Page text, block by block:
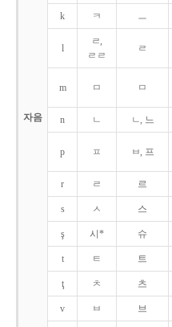
자음
k ㅋ ㅡ
l
ㄹ,
ㄹㄹ
ㄹ
m ㅁ ㅁ
n ㄴ ㄴ, 느
p ㅍ ㅂ, 프
r ㄹ 르
s ㅅ 스
ş 시* 슈
t ㅌ 트
ţ ㅊ 츠
v ㅂ 브